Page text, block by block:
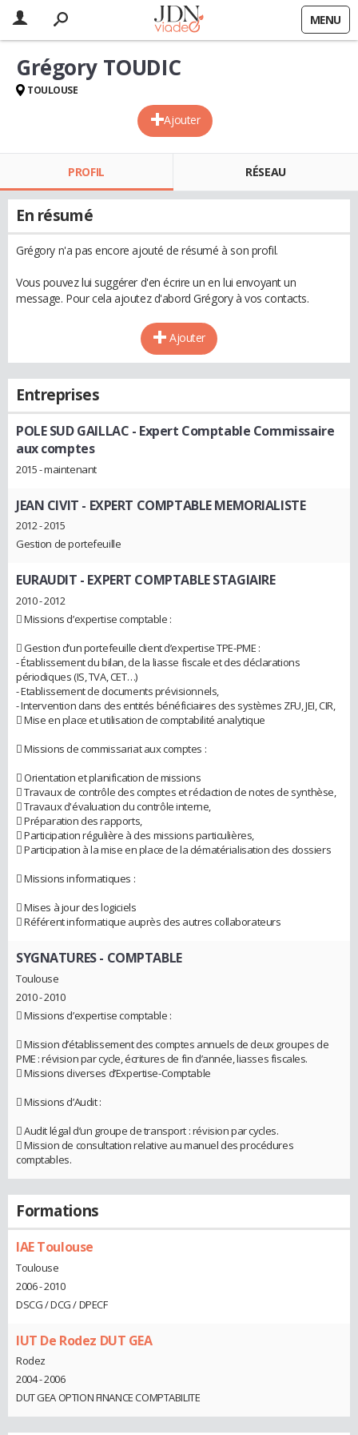
MENU
Ajouter
Grégory TOUDIC
TOULOUSE
PROFIL RÉSEAU
En résumé
Grégory n'a pas encore ajouté de résumé à son profil.
Vous pouvez lui suggérer d'en écrire un en lui envoyant un
message. Pour cela ajoutez d'abord Grégory à vos contacts.
Ajouter
Entreprises
POLE SUD GAILLAC - Expert Comptable Commissaire
aux comptes
2015 - maintenant
JEAN CIVIT - EXPERT COMPTABLE MEMORIALISTE
2012 - 2015
Gestion de portefeuille
EURAUDIT - EXPERT COMPTABLE STAGIAIRE
2010 - 2012
 Missions d’expertise comptable :
 Gestion d’un portefeuille client d’expertise TPE-PME :
- Établissement du bilan, de la liasse fiscale et des déclarations
périodiques (IS, TVA, CET…)
- Etablissement de documents prévisionnels,
- Intervention dans des entités bénéficiaires des systèmes ZFU, JEI, CIR,
 Mise en place et utilisation de comptabilité analytique
 Missions de commissariat aux comptes :
 Orientation et planification de missions
 Travaux de contrôle des comptes et rédaction de notes de synthèse,
 Travaux d'évaluation du contrôle interne,
 Préparation des rapports,
 Participation régulière à des missions particulières,
 Participation à la mise en place de la dématérialisation des dossiers
 Missions informatiques :
 Mises à jour des logiciels
 Référent informatique auprès des autres collaborateurs
SYGNATURES- COMPTABLE
Toulouse
2010 - 2010
 Missions d’expertise comptable :
 Mission d’établissement des comptes annuels de deux groupes de
PME : révision par cycle, écritures de fin d’année, liasses fiscales.
 Missions diverses d’Expertise-Comptable
 Missions d’Audit :
 Audit légal d’un groupe de transport : révision par cycles.
 Mission de consultation relative au manuel des procédures
comptables.
Formations
IAE Toulouse
Toulouse
2006 - 2010
DSCG / DCG / DPECF
IUT De Rodez DUT GEA
Rodez
2004 - 2006
DUT GEA OPTION FINANCE COMPTABILITE